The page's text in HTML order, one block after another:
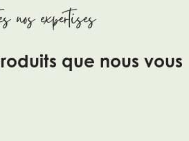
expertises
que nous vous